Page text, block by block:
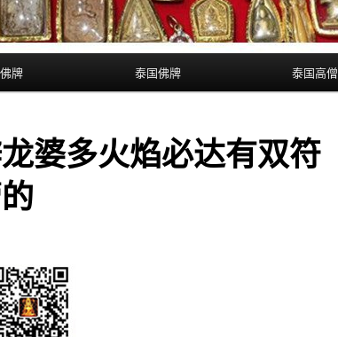
佛牌 泰国佛牌 泰国高僧
婆多火焰必达有双符